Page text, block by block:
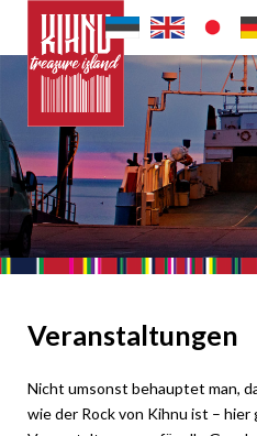
Veranstaltungen
Nicht umsonst behauptet man,
wie der Rock von Kihnu ist –